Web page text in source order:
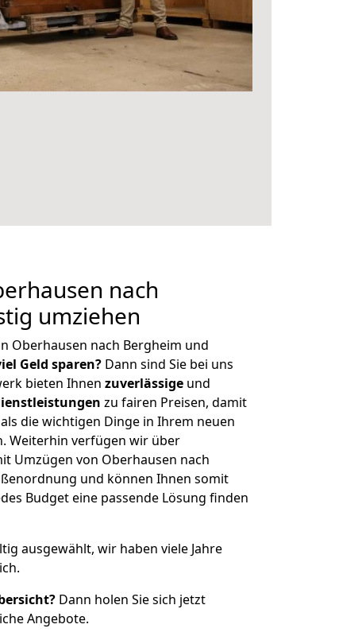
nach
umziehen
Oberhausen nach Bergheim und
Geld sparen? Dann sind Sie bei uns
bieten Ihnen zuverlässige und
zu fairen Preisen, damit
die wichtigen Dinge in Ihrem neuen
Weiterhin verfügen wir über
Umzügen von Oberhausen nach
und können Ihnen somit
Budget eine passende Lösung finden
ausgewählt, wir haben viele Jahre
Dann holen Sie sich jetzt
Angebote.